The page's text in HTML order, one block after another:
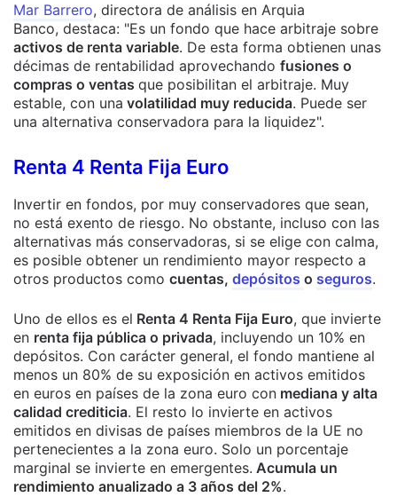
Mar Barrero, directora de análisis en Arquia
Banco, destaca: "Es un fondo que hace arbitraje sobre
activos de renta variable. De esta forma obtienen unas
décimas de rentabilidad aprovechando fusiones o
compras o ventas que posibilitan el arbitraje. Muy
estable, con una volatilidad muy reducida. Puede ser
una alternativa conservadora para la liquidez".
Renta 4 Renta Fija Euro
Invertir en fondos, por muy conservadores que sean,
no está exento de riesgo. No obstante, incluso con las
alternativas más conservadoras, si se elige con calma,
es posible obtener un rendimiento mayor respecto a
otros productos como cuentas, depósitos o seguros.
Uno de ellos es el Renta 4 Renta Fija Euro, que invierte
en renta fija pública o privada, incluyendo un 10% en
depósitos. Con carácter general, el fondo mantiene al
menos un 80% de su exposición en activos emitidos
en euros en países de la zona euro con mediana y alta
calidad crediticia. El resto lo invierte en activos
emitidos en divisas de países miembros de la UE no
pertenecientes a la zona euro. Solo un porcentaje
marginal se invierte en emergentes. Acumula un
rendimiento anualizado a 3 años del 2%.